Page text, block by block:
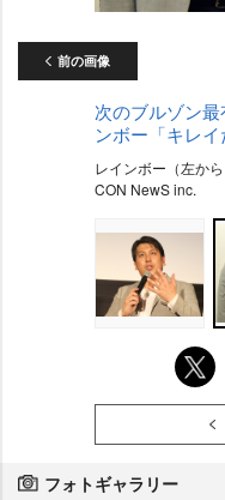
前の画像
次のブルゾン
ンボー「キレ
レインボー（左か
CON NewS inc.
フォトギャラリー